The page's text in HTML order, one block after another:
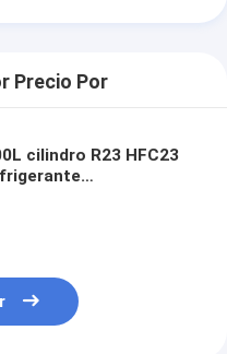
Precio Por
cilindro R23 HFC23